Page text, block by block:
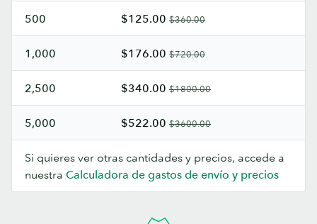
500 $125.00 $360.00
1,000 $176.00 $720.00
2,500 $340.00 $1800.00
5,000 $522.00 $3600.00
Si quieres ver otras cantidades y precios, accede a
nuestra Calculadora de gastos de envío y precios